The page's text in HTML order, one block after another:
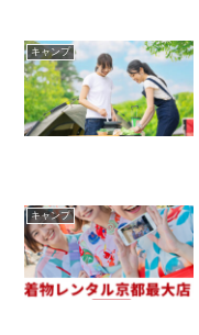
キャンプ
キャンプ